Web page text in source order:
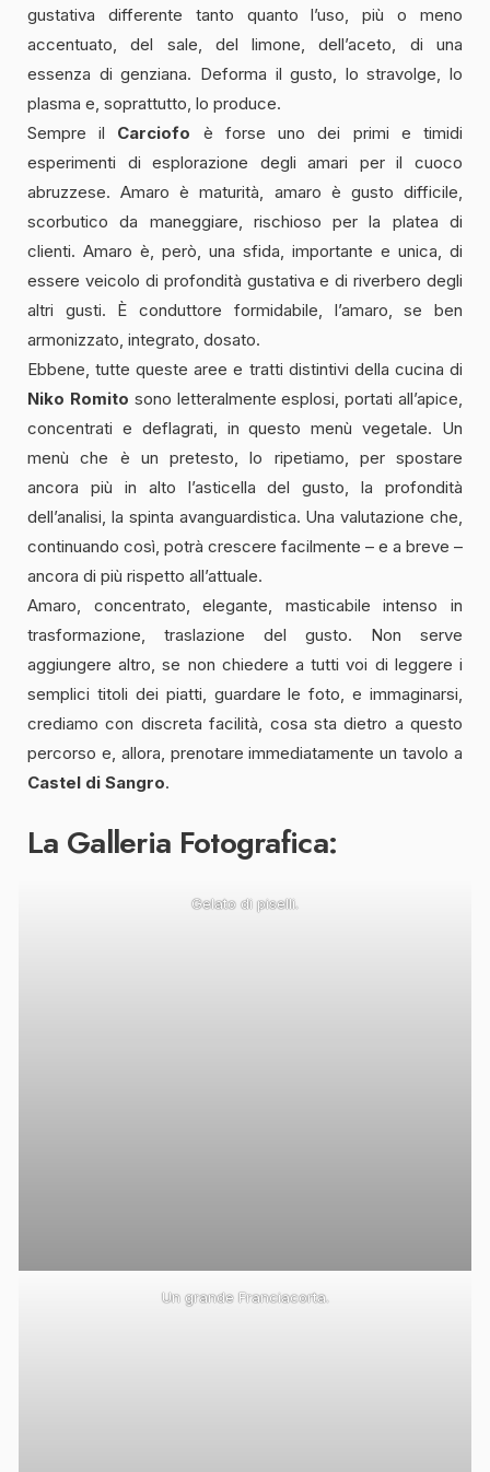
gustativa differente tanto quanto l’uso, più o meno
accentuato, del sale, del limone, dell’aceto, di una
essenza di genziana. Deforma il gusto, lo stravolge, lo
plasma e, soprattutto, lo produce.
Sempre il Carciofo è forse uno dei primi e timidi
esperimenti di esplorazione degli amari per il cuoco
abruzzese. Amaro è maturità, amaro è gusto difficile,
scorbutico da maneggiare, rischioso per la platea di
clienti. Amaro è, però, una sfida, importante e unica, di
essere veicolo di profondità gustativa e di riverbero degli
altri gusti. È conduttore formidabile, l’amaro, se ben
armonizzato, integrato, dosato.
Ebbene, tutte queste aree e tratti distintivi della cucina di
Niko Romito sono letteralmente esplosi, portati all’apice,
concentrati e deflagrati, in questo menù vegetale. Un
menù che è un pretesto, lo ripetiamo, per spostare
ancora più in alto l’asticella del gusto, la profondità
dell’analisi, la spinta avanguardistica. Una valutazione che,
continuando così, potrà crescere facilmente – e a breve –
ancora di più rispetto all’attuale.
Amaro, concentrato, elegante, masticabile intenso in
trasformazione, traslazione del gusto. Non serve
aggiungere altro, se non chiedere a tutti voi di leggere i
semplici titoli dei piatti, guardare le foto, e immaginarsi,
crediamo con discreta facilità, cosa sta dietro a questo
percorso e, allora, prenotare immediatamente un tavolo a
Castel di Sangro.
La Galleria Fotografica:
Gelato di piselli.
Un grande Franciacorta.